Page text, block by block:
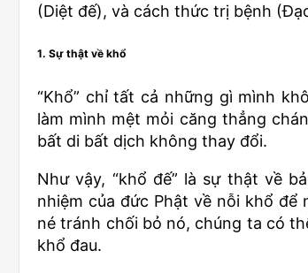
(Diệt đế), và cách thức trị bệnh
1. Sự thật về khổ
“Khổ” chỉ tất cả những gì mình
làm mình mệt mỏi căng thẳng
bất di bất dịch không thay đổi.
Như vậy, “khổ đế” là sự thật về
nhiệm của đức Phật về nỗi khổ
né tránh chối bỏ nó, chúng ta có
khổ đau.